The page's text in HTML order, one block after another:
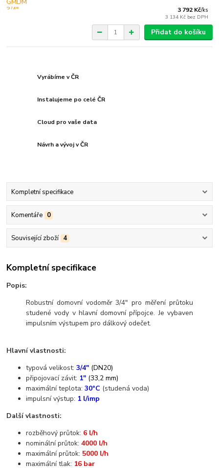
3 792 Kč/ks
3 134 Kč bez DPH
Přidat do košíku
Vyrábíme v ČR
Instalujeme po celé ČR
Cloud pro vaše data
Návrh a vývoj v ČR
Kompletní specifikace
Komentáře 0
Související zboží 4
Kompletní specifikace
Popis:
Robustní domovní vodoměr 3/4" pro měření průtoku
studené vody v hlavní domovní přípojce. Je vybaven
impulsním výstupem pro dálkový odečet.
Hlavní vlastnosti:
typová velikost:3/4" (DN20)
připojovací závit: 1" (33,2 mm)
maximální teplota:30°C (studená voda)
impulsní výstup: 1 l/imp
Další vlastnosti:
rozběhový průtok: 6 l/h
nominální průtok:4000 l/h
maximální průtok: 5000 l/h
maximální tlak: 16 bar